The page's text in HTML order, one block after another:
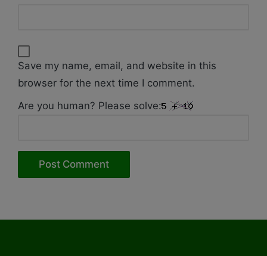
Save my name, email, and website in this
browser for the next time I comment.
Are you human? Please solve: